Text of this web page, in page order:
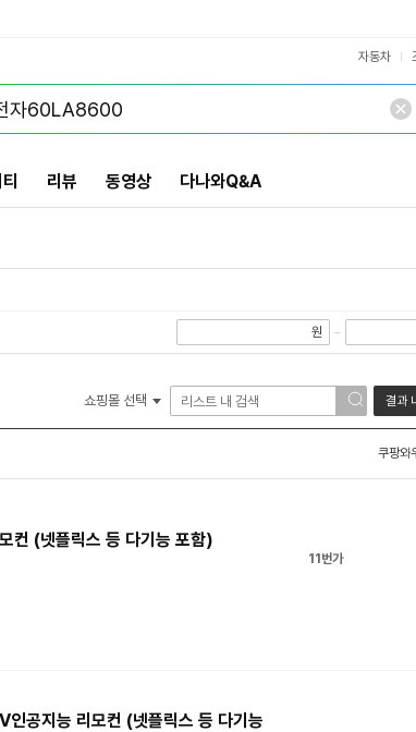
자동차
리뷰 동영상 다나와Q&A
원 ~
쇼핑몰 선택 결과
쿠팡와
컨 (넷플릭스 등 다기능 포함)
11번가
인공지능 리모컨 (넷플릭스 등 다기능